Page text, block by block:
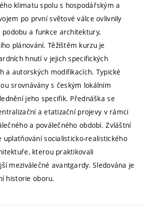
klimatu spolu s hospodářským a
po první světové válce ovlivnily
a funkce architektury,
plánování. Těžištěm kurzu je
hnutí v jejich specifických
a autorských modifikacích. Typické
srovnávány s českým lokálním
jeho specifik. Přednáška se
a etatizační projevy v rámci
a poválečného období. Zvláštní
uplatňování socialisticko-realistického
kterou praktikovali
meziválečné avantgardy. Sledována je
historie oboru.